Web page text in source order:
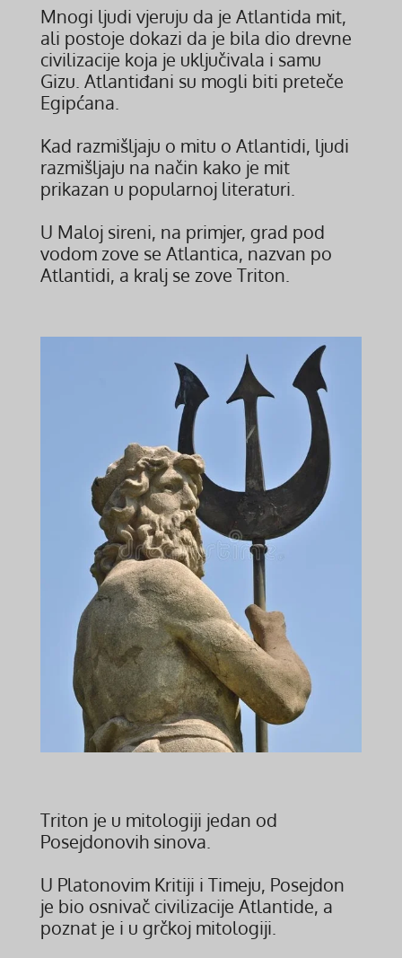
Mnogi ljudi vjeruju da je Atlantida mit,
ali postoje dokazi da je bila dio drevne
civilizacije koja je uključivala i samu
Gizu. Atlantiđani su mogli biti preteče
Egipćana.
Kad razmišljaju o mitu o Atlantidi, ljudi
razmišljaju na način kako je mit
prikazan u popularnoj literaturi.
U Maloj sireni, na primjer, grad pod
vodom zove se Atlantica, nazvan po
Atlantidi, a kralj se zove Triton.
Triton je u mitologiji jedan od
Posejdonovih sinova.
U Platonovim Kritiji i Timeju, Posejdon
je bio osnivač civilizacije Atlantide, a
poznat je i u grčkoj mitologiji.